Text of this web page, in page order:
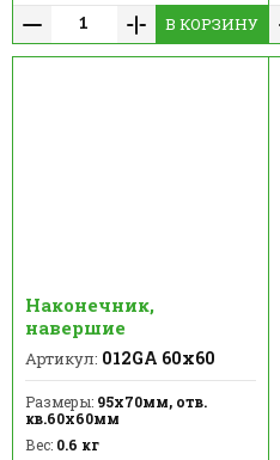
В КОРЗИНУ
Наконечник,
навершие
Артикул: 012GA 60х60
Размеры: 95х70мм, отв.
кв.60х60мм
Вес: 0.6 кг